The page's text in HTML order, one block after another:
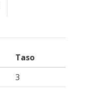
Taso
3